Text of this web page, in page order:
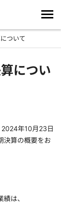
ついて
につい
2024年10月23日
決算の概要をお
は、